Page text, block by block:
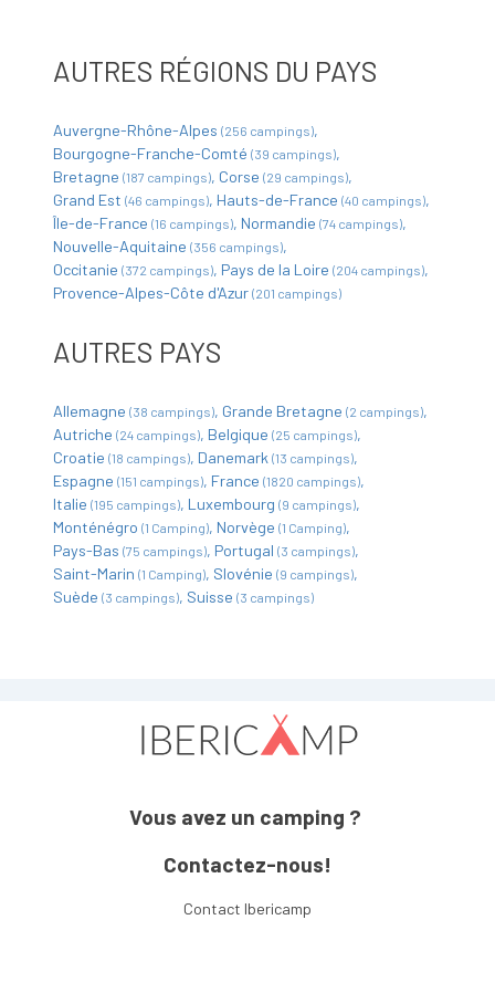
AUTRES RÉGIONS DU PAYS
Auvergne-Rhône-Alpes (256 campings)
Bourgogne-Franche-Comté (39 campings)
Bretagne (187 campings) Corse (29 campings)
Grand Est (46 campings) Hauts-de-France (40 campings)
Île-de-France (16 campings) Normandie (74 campings)
Nouvelle-Aquitaine (356 campings)
Occitanie (372 campings) Pays de la Loire (204 campings)
Provence-Alpes-Côte d'Azur (201 campings)
AUTRES PAYS
Allemagne (38 campings) Grande Bretagne (2 campings)
Autriche (24 campings) Belgique (25 campings)
Croatie (18 campings) Danemark (13 campings)
Espagne (151 campings) France (1820 campings)
Italie (195 campings) Luxembourg (9 campings)
Monténégro (1 Camping) Norvège (1 Camping)
Pays-Bas (75 campings) Portugal (3 campings)
Saint-Marin (1 Camping) Slovénie (9 campings)
Suède (3 campings) Suisse (3 campings)
Vous avez un camping ?
Contactez-nous!
Contact Ibericamp